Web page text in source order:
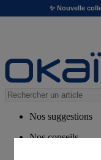
✨ Nouvelle
Nos suggestions
Nos conseils